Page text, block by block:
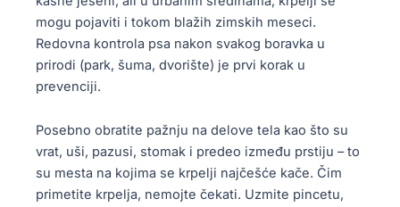
mogu pojaviti i tokom blažih zimskih meseci.
Redovna kontrola psa nakon svakog boravka u
prirodi (park, šuma, dvorište) je prvi korak u
prevenciji.
Posebno obratite pažnju na delove tela kao što su
vrat, uši, pazusi, stomak i predeo između prstiju – to
su mesta na kojima se krpelji najčešće kače. Čim
primetite krpelja, nemojte čekati. Uzmite pincetu,